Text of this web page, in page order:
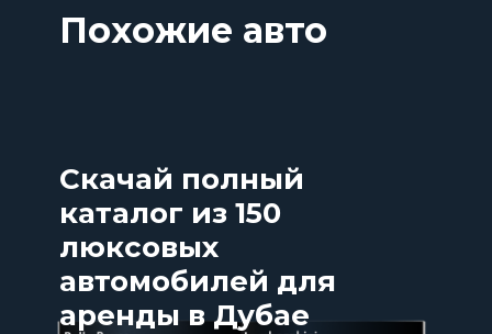
Похожие авто
Скачай полный
каталог из 150
люксовых
автомобилей для
аренды в Дубае